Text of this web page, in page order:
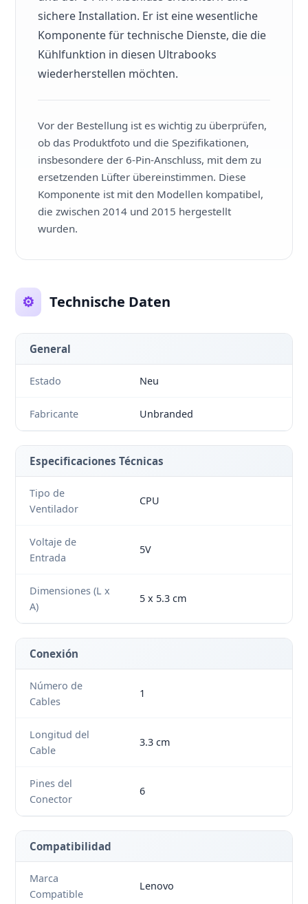
sichere Installation. Er ist eine wesentliche
Komponente für technische Dienste, die die
Kühlfunktion in diesen Ultrabooks
wiederherstellen möchten.
Vor der Bestellung ist es wichtig zu überprüfen,
ob das Produktfoto und die Spezifikationen,
insbesondere der 6-Pin-Anschluss, mit dem zu
ersetzenden Lüfter übereinstimmen. Diese
Komponente ist mit den Modellen kompatibel,
die zwischen 2014 und 2015 hergestellt
wurden.
⚙️ Technische Daten
General
Estado Neu
Fabricante Unbranded
Especificaciones Técnicas
Tipo de
Ventilador
CPU
Voltaje de
Entrada
5V
Dimensiones (L x
A)
5 x 5.3 cm
Conexión
Número de
Cables
1
Longitud del
Cable
3.3 cm
Pines del
Conector
6
Compatibilidad
Marca
Compatible
Lenovo